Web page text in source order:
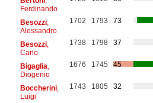
Ferdinando
Besozzi,
Alessandro
1702 1793 73
Besozzi,
Carlo
1738 1798 37
Bigaglia
Diogenio
1676 1745 45
Boccherini,
Luigi
1743 1805 32